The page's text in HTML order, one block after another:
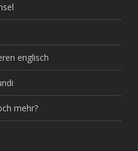
englisch
mehr?